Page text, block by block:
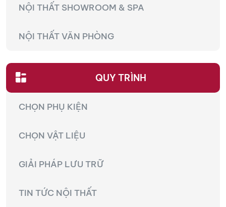
NỘI THẤT SHOWROOM & SPA
NỘI THẤT VĂN PHÒNG
QUY TRÌNH
CHỌN PHỤ KIỆN
CHỌN VẬT LIỆU
GIẢI PHÁP LƯU TRỮ
TIN TỨC NỘI THẤT